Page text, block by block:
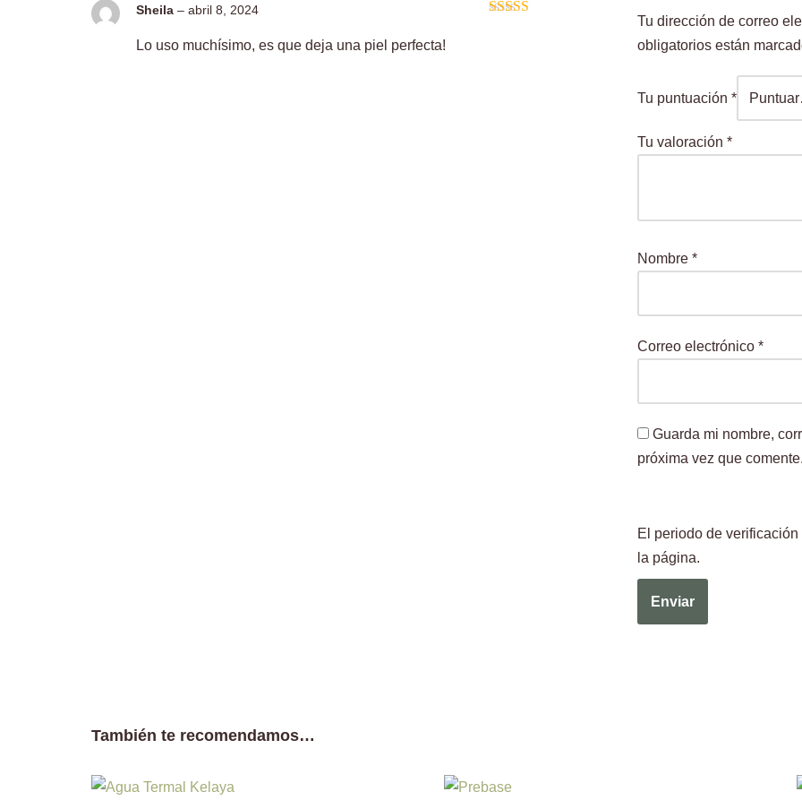
Sheila – abril 8, 2024
Lo uso muchísimo, es que deja una piel perfecta!
Tu dirección de correo
obligatorios están
Tu puntuación *
Tu valoración *
Nombre *
Correo electrónico *
Guarda mi nombre,
próxima vez que comente.
El periodo de
la página.
También te recomendamos…